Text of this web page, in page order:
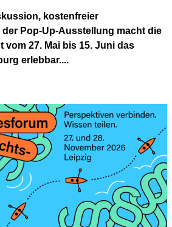
kostenfreier
Pop-Up-Ausstellung macht die
vom 27. Mai bis 15. Juni das
erlebbar....